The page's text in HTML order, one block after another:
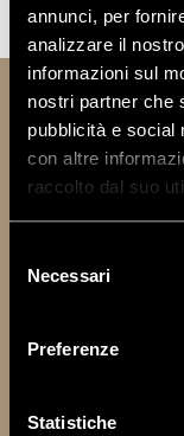
annunci, per
analizzare il
informazioni sul
nostri partner che
pubblicità e social
con altre
raccolto dal suo
delNecessari
Preferenze
Statistiche
TECHNICAL
DOWNLOAD
TECHNICAL